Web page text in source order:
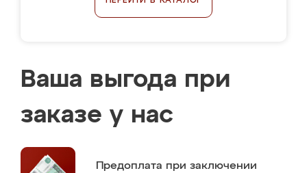
Ваша выгода при
заказе у нас
Предоплата при заключении